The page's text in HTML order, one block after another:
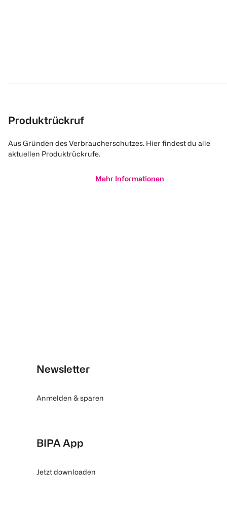
Produktrückruf
Aus Gründen des Verbraucherschutzes. Hier findest du alle
aktuellen Produktrückrufe.
Mehr Informationen
Newsletter
Anmelden & sparen
BIPA App
Jetzt downloaden